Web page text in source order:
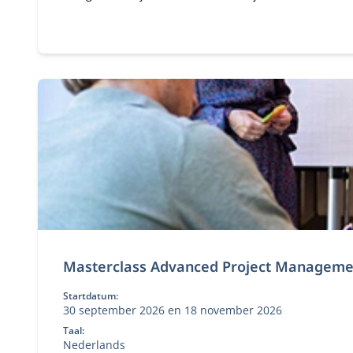
Masterclass Advanced Project
Startdatum:
30 september 2026 en 18 november 2026
Taal:
Nederlands